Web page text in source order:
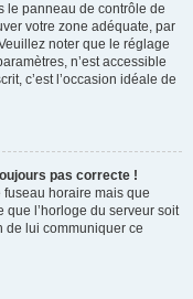
le panneau de contrôle de
votre zone adéquate, par
noter que le réglage
n’est accessible
c’est l’occasion idéale de
pas correcte !
fuseau horaire mais que
que l’horloge du serveur soit
de lui communiquer ce